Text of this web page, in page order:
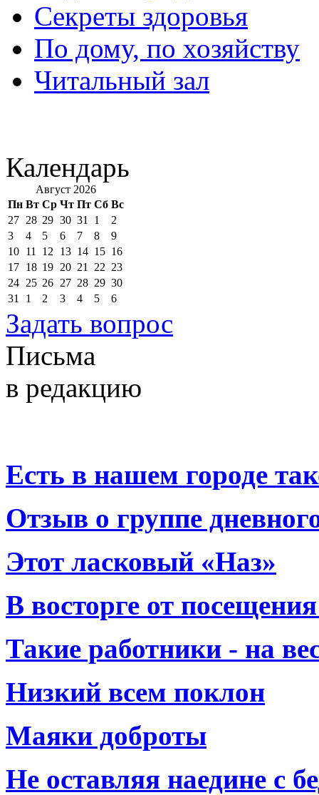
Секреты здоровья
По дому, по хозяйству
Читальный зал
Календарь
Август 2026
Пн Вт Ср Чт Пт Сб Вс
27 28 29 30 31 1
2
3
4 5 6 7 8
9
10 11 12 13 14 15 16
17 18 19 20 21 22 23
24 25 26 27 28 29 30
31
1 2 3 4 5 6
Задать вопрос
Письма
в редакцию
Есть в нашем городе
Отзыв о группе
Этот ласковый «Наз»
В восторге от
Такие работники - на
Низкий всем поклон
Маяки доброты
Не оставляя наедине с